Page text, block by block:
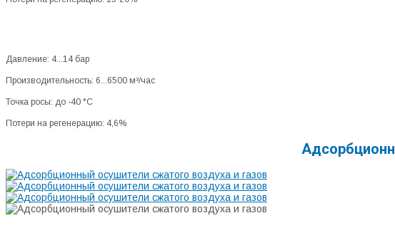
Давление: 4...14 бар
Производительность: 6...6500 м³/час
Точка росы: до -40 °C
Потери на регенерацию: 4,6%